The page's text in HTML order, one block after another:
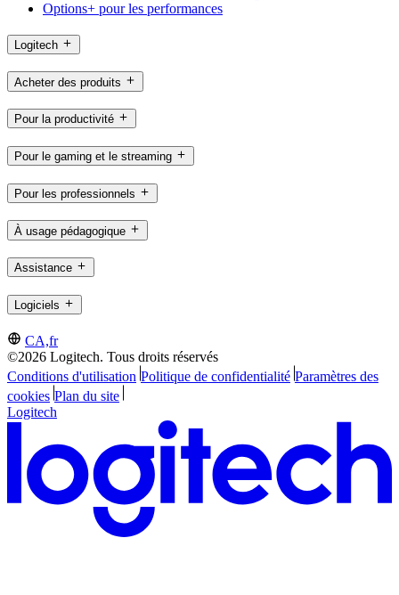
Options+ pour les performances
Logitech
Acheter des produits
Pour la productivité
Pour le gaming et le streaming
Pour les professionnels
À usage pédagogique
Assistance
Logiciels
CA,fr
©2026 Logitech. Tous droits réservés
Conditions d'utilisation Politique de confidentialité Paramètres des
cookies Plan du site
Logitech